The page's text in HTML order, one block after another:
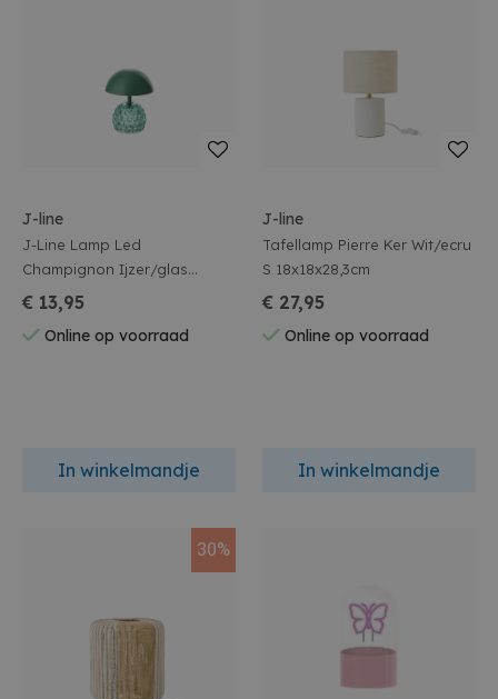
J-line
J-Line Lamp Led
Champignon Ijzer/glas
Donkergroen
13,5x13,5x15,7cm
€ 13,95
Online op voorraad
In winkelmandje
J-line
Tafellamp Pierre Ker Wit/ecru
S 18x18x28,3cm
€ 27,95
Online op voorraad
In winkelmandje
30%